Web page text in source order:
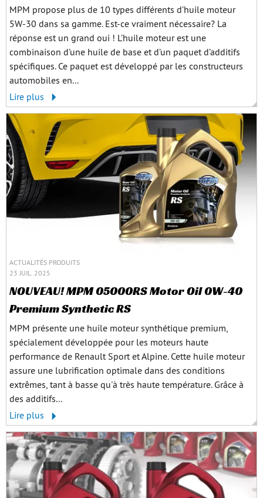
MPM propose plus de 10 types différents d’huile moteur
5W-30 dans sa gamme. Est-ce vraiment nécessaire? La
réponse est un grand oui ! L’huile moteur est une
combinaison d’une huile de base et d’un paquet d’additifs
spécifiques. Ce paquet est développé par les constructeurs
automobiles en...
Lire plus
ACTUALITÉS PRODUITS
23 JUIL. 2025
NOUVEAU! MPM 05000RS Motor Oil 0W-40
Premium Synthetic RS
MPM présente une huile moteur synthétique premium,
spécialement développée pour les moteurs haute
performance de Renault Sport et Alpine. Cette huile moteur
assure une lubrification optimale dans des conditions
extrêmes, tant à basse qu'à très haute température. Grâce à
des additifs...
Lire plus